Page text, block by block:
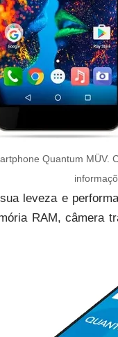
Quantum MÜV.
leveza e
RAM, câmera